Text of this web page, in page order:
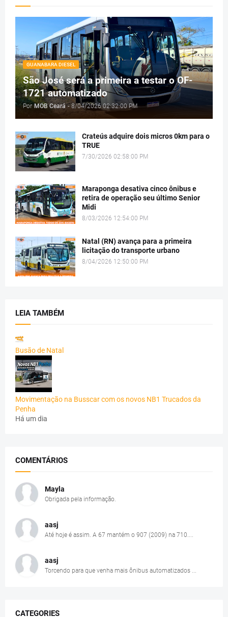
GUANABARA DIESEL
São José será a primeira a testar o OF-
1721 automatizado
Por MOB Ceará - 8/04/2026 02:32:00 PM
Crateús adquire dois micros 0km para o
TRUE
7/30/2026 02:58:00 PM
Maraponga desativa cinco ônibus e
retira de operação seu último Senior
Midi
8/03/2026 12:54:00 PM
Natal (RN) avança para a primeira
licitação do transporte urbano
8/04/2026 12:50:00 PM
LEIA TAMBÉM
Busão de Natal
Movimentação na Busscar com os novos NB1 Trucados da
Penha
Há um dia
COMENTÁRIOS
Mayla
Obrigada pela informação.
aasj
Até hoje é assim. A 67 mantém o 907 (2009) na 710....
aasj
Torcendo para que venha mais ônibus automatizados ...
CATEGORIES